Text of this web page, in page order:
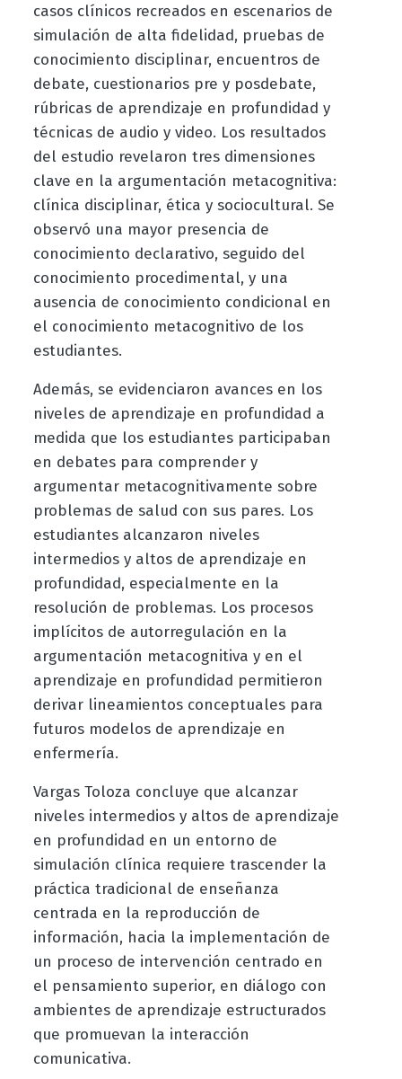
casos clínicos recreados en escenarios de
simulación de alta fidelidad, pruebas de
conocimiento disciplinar, encuentros de
debate, cuestionarios pre y posdebate,
rúbricas de aprendizaje en profundidad y
técnicas de audio y video. Los resultados
del estudio revelaron tres dimensiones
clave en la argumentación metacognitiva:
clínica disciplinar, ética y sociocultural. Se
observó una mayor presencia de
conocimiento declarativo, seguido del
conocimiento procedimental, y una
ausencia de conocimiento condicional en
el conocimiento metacognitivo de los
estudiantes.
Además, se evidenciaron avances en los
niveles de aprendizaje en profundidad a
medida que los estudiantes participaban
en debates para comprender y
argumentar metacognitivamente sobre
problemas de salud con sus pares. Los
estudiantes alcanzaron niveles
intermedios y altos de aprendizaje en
profundidad, especialmente en la
resolución de problemas. Los procesos
implícitos de autorregulación en la
argumentación metacognitiva y en el
aprendizaje en profundidad permitieron
derivar lineamientos conceptuales para
futuros modelos de aprendizaje en
enfermería.
Vargas Toloza concluye que alcanzar
niveles intermedios y altos de aprendizaje
en profundidad en un entorno de
simulación clínica requiere trascender la
práctica tradicional de enseñanza
centrada en la reproducción de
información, hacia la implementación de
un proceso de intervención centrado en
el pensamiento superior, en diálogo con
ambientes de aprendizaje estructurados
que promuevan la interacción
comunicativa.